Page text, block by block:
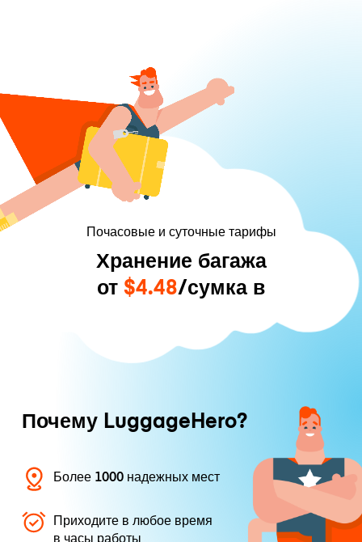
Почасовые и суточные тарифы
Хранение багажа
от $4.48/сумка в
Почему LuggageHero?
Более 1000 надежных мест
Приходите в любое время
в часы работы